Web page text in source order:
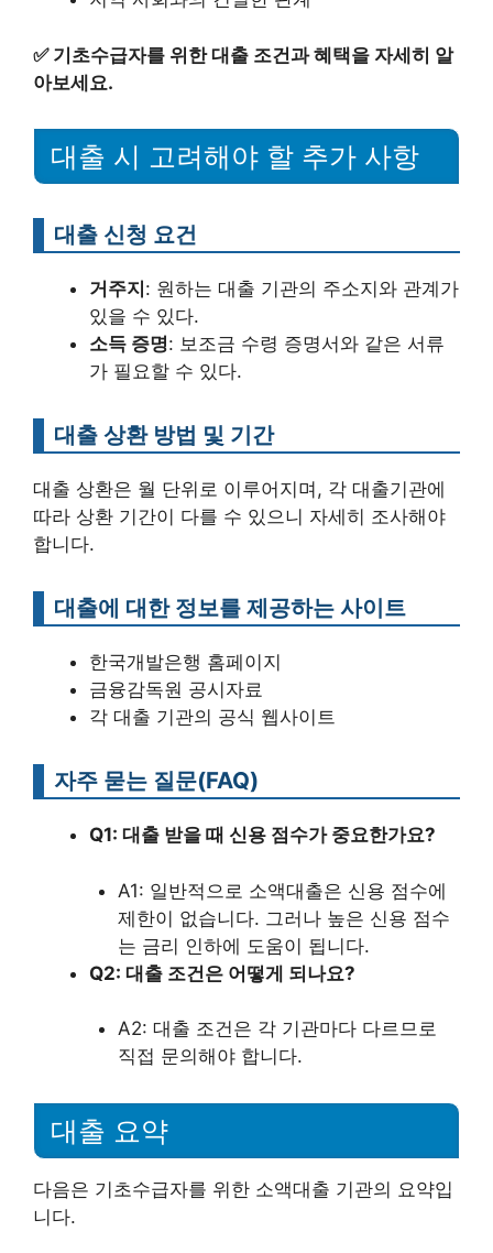
✅ 기초수급자를 위한 대출 조건과 혜택을 자세히 알
아보세요.
대출 시 고려해야 할 추가 사항
대출 신청 요건
거주지 : 원하는 대출 기관의 주소지와 관계가
있을 수 있다.
소득 증명: 보조금 수령 증명서와 같은 서류
가 필요할 수 있다.
대출 상환 방법 및 기간
대출 상환은 월 단위로 이루어지며, 각 대출기관에
따라 상환 기간이 다를 수 있으니 자세히 조사해야
합니다.
대출에 대한 정보를 제공하는 사이트
한국개발은행 홈페이지
금융감독원 공시자료
각 대출 기관의 공식 웹사이트
자주 묻는 질문(FAQ)
Q1: 대출 받을 때 신용 점수가 중요한가요?
A1: 일반적으로 소액대출은 신용 점수에
제한이 없습니다. 그러나 높은 신용 점수
는 금리 인하에 도움이 됩니다.
Q2: 대출 조건은 어떻게 되나요?
A2: 대출 조건은 각 기관마다 다르므로
직접 문의해야 합니다.
대출 요약
다음은 기초수급자를 위한 소액대출 기관의 요약입
니다.